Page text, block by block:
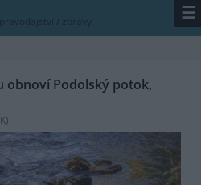
/ zprávy ☰
obnoví Podolský potok,
)